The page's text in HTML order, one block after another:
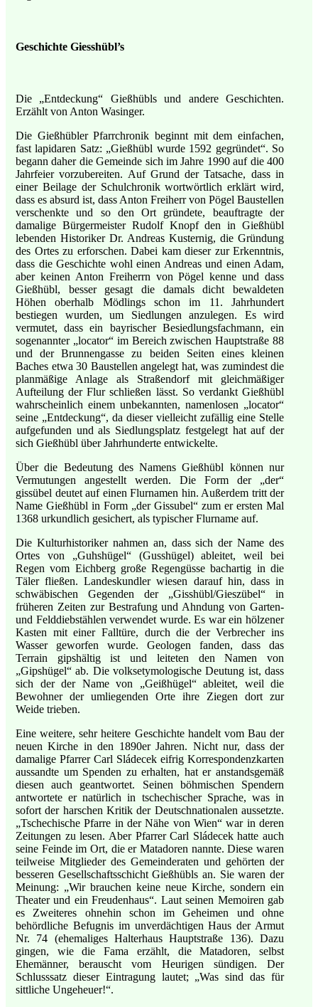
Geschichte Giesshübl’s
Die „Entdeckung“ Gießhübls und andere Geschichten.
Erzählt von Anton Wasinger.
Die Gießhübler Pfarrchronik beginnt mit dem einfachen,
fast lapidaren Satz: „Gießhübl wurde 1592 gegründet“. So
begann daher die Gemeinde sich im Jahre 1990 auf die 400
Jahrfeier vorzubereiten. Auf Grund der Tatsache, dass in
einer Beilage der Schulchronik wortwörtlich erklärt wird,
dass es absurd ist, dass Anton Freiherr von Pögel Baustellen
verschenkte und so den Ort gründete, beauftragte der
damalige Bürgermeister Rudolf Knopf den in Gießhübl
lebenden Historiker Dr. Andreas Kusternig, die Gründung
des Ortes zu erforschen. Dabei kam dieser zur Erkenntnis,
dass die Geschichte wohl einen Andreas und einen Adam,
aber keinen Anton Freiherrn von Pögel kenne und dass
Gießhübl, besser gesagt die damals dicht bewaldeten
Höhen oberhalb Mödlings schon im 11. Jahrhundert
bestiegen wurden, um Siedlungen anzulegen. Es wird
vermutet, dass ein bayrischer Besiedlungsfachmann, ein
sogenannter „locator“ im Bereich zwischen Hauptstraße 88
und der Brunnengasse zu beiden Seiten eines kleinen
Baches etwa 30 Baustellen angelegt hat, was zumindest die
planmäßige Anlage als Straßendorf mit gleichmäßiger
Aufteilung der Flur schließen lässt. So verdankt Gießhübl
wahrscheinlich einem unbekannten, namenlosen „locator“
seine „Entdeckung“, da dieser vielleicht zufällig eine Stelle
aufgefunden und als Siedlungsplatz festgelegt hat auf der
sich Gießhübl über Jahrhunderte entwickelte.
Über die Bedeutung des Namens Gießhübl können nur
Vermutungen angestellt werden. Die Form der „der“
gissübel deutet auf einen Flurnamen hin. Außerdem tritt der
Name Gießhübl in Form „der Gissubel“ zum er ersten Mal
1368 urkundlich gesichert, als typischer Flurname auf.
Die Kulturhistoriker nahmen an, dass sich der Name des
Ortes von „Guhshügel“ (Gusshügel) ableitet, weil bei
Regen vom Eichberg große Regengüsse bachartig in die
Täler fließen. Landeskundler wiesen darauf hin, dass in
schwäbischen Gegenden der „Gisshübl/Gieszübel“ in
früheren Zeiten zur Bestrafung und Ahndung von Garten-
und Felddiebstählen verwendet wurde. Es war ein hölzener
Kasten mit einer Falltüre, durch die der Verbrecher ins
Wasser geworfen wurde. Geologen fanden, dass das
Terrain gipshältig ist und leiteten den Namen von
„Gipshügel“ ab. Die volksetymologische Deutung ist, dass
sich der der Name von „Geißhügel“ ableitet, weil die
Bewohner der umliegenden Orte ihre Ziegen dort zur
Weide trieben.
Eine weitere, sehr heitere Geschichte handelt vom Bau der
neuen Kirche in den 1890er Jahren. Nicht nur, dass der
damalige Pfarrer Carl Sládecek eifrig Korrespondenzkarten
aussandte um Spenden zu erhalten, hat er anstandsgemäß
diesen auch geantwortet. Seinen böhmischen Spendern
antwortete er natürlich in tschechischer Sprache, was in
sofort der harschen Kritik der Deutschnationalen aussetzte.
„Tschechische Pfarre in der Nähe von Wien“ war in deren
Zeitungen zu lesen. Aber Pfarrer Carl Sládecek hatte auch
seine Feinde im Ort, die er Matadoren nannte. Diese waren
teilweise Mitglieder des Gemeinderaten und gehörten der
besseren Gesellschaftsschicht Gießhübls an. Sie waren der
Meinung: „Wir brauchen keine neue Kirche, sondern ein
Theater und ein Freudenhaus“. Laut seinen Memoiren gab
es Zweiteres ohnehin schon im Geheimen und ohne
behördliche Befugnis im unverdächtigen Haus der Armut
Nr. 74 (ehemaliges Halterhaus Hauptstraße 136). Dazu
gingen, wie die Fama erzählt, die Matadoren, selbst
Ehemänner, berauscht vom Heurigen sündigen. Der
Schlusssatz dieser Eintragung lautet; „Was sind das für
sittliche Ungeheuer!“.